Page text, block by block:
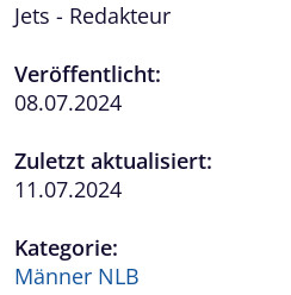
Jets - Redakteur
Veröffentlicht:
08.07.2024
Zuletzt aktualisiert:
11.07.2024
Kategorie:
Männer NLB